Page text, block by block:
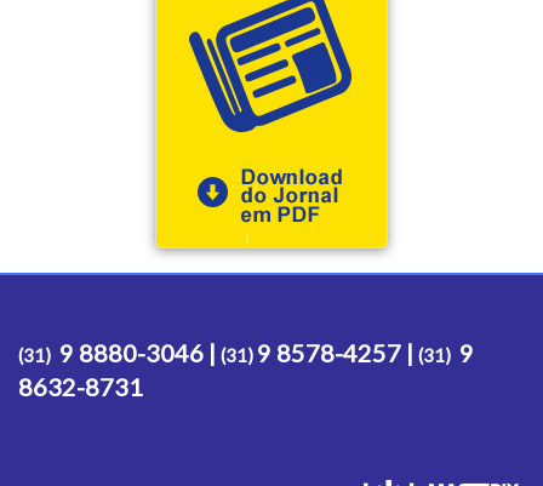
(31) 9 8880-3046 | (31) 9 8578-4257 | (31) 9
8632-8731